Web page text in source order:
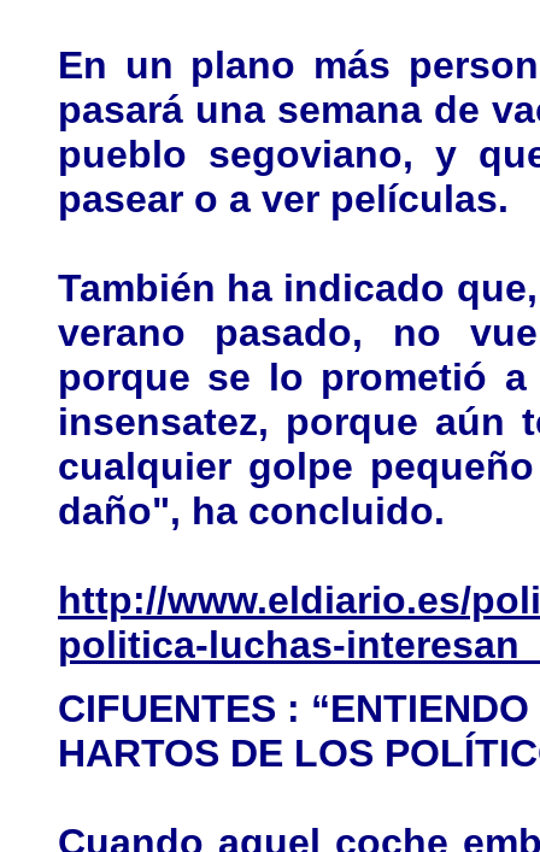
En un plano más
pasará una semana de
pueblo segoviano, y
pasear o a ver películas.
También ha indicado
verano pasado, no
porque se lo prometió
insensatez, porque aún
cualquier golpe
daño", ha concluido.
http://www.eldiario.es/
politica-luchas-
CIFUENTES :
HARTOS DE LOS
Cuando aquel coche